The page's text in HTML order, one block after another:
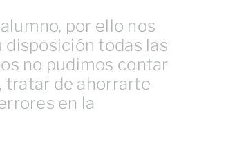
por ello nos
todas las
no pudimos contar
tratar de ahorrarte
en la